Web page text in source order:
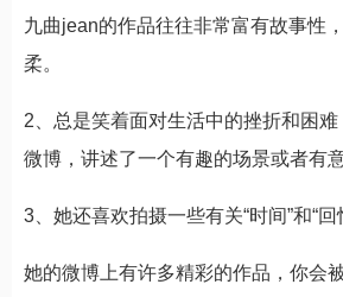
九曲jean的作品往往非常富有故事性
柔。
2、总是笑着面对生活中的挫折和困
微博，讲述了一个有趣的场景或者有
3、她还喜欢拍摄一些有关“时间”和“回
她的微博上有许多精彩的作品，你会